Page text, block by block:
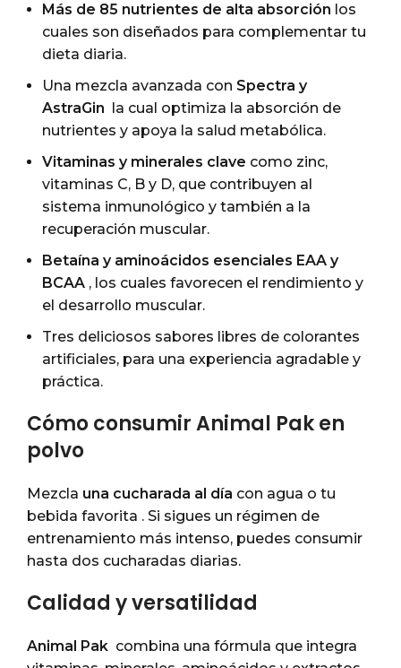
Más de 85 nutrientes de alta absorción los
cuales son diseñados para complementar tu
dieta diaria.
Una mezcla avanzada con Spectra y
AstraGin la cual optimiza la absorción de
nutrientes y apoya la salud metabólica.
Vitaminas y minerales clave como zinc,
vitaminas C, B y D, que contribuyen al
sistema inmunológico y también a la
recuperación muscular.
Betaína y aminoácidos esenciales EAA y
BCAA , los cuales favorecen el rendimiento y
el desarrollo muscular.
Tres deliciosos sabores libres de colorantes
artificiales, para una experiencia agradable y
práctica.
Cómo consumir Animal Pak en
polvo
Mezcla una cucharada al día con agua o tu
bebida favorita . Si sigues un régimen de
entrenamiento más intenso, puedes consumir
hasta dos cucharadas diarias.
Calidad y versatilidad
Animal Pak combina una fórmula que integra